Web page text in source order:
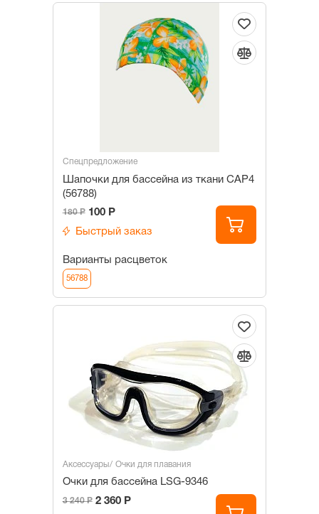
Спецпредложение
Шапочки для бассейна из ткани САР4
(56788)
180 Р 100 Р
Быстрый заказ
Варианты расцветок
56788
Аксессуары Очки для плавания
Очки для бассейна LSG-9346
3 240 Р 2 360 Р